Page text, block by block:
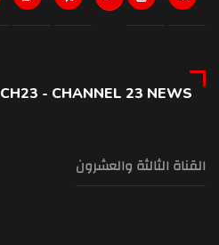
CH23 - CHANNEL 23 NEWS
القناة الثالثة والعشرون